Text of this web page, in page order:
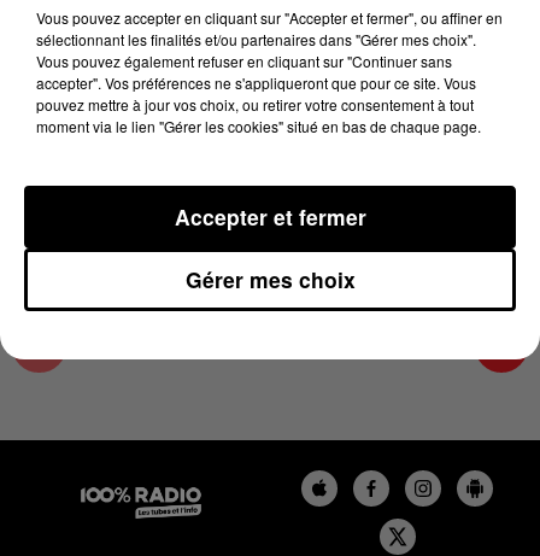
8 août 2024 - 1 min 9 sec
L'AGENDA DE L'HÉRAULT DU 08/08/2024 À
06H46
L'AGENDA DE L'HERAULT
Vous pouvez accepter en cliquant sur "Accepter et fermer", ou affiner en
sélectionnant les finalités et/ou partenaires dans "Gérer mes choix".
Vous pouvez également refuser en cliquant sur "Continuer sans
accepter". Vos préférences ne s'appliqueront que pour ce site. Vous
pouvez mettre à jour vos choix, ou retirer votre consentement à tout
moment via le lien "Gérer les cookies" situé en bas de chaque page.
Gérer mes choix
Accepter et fermer